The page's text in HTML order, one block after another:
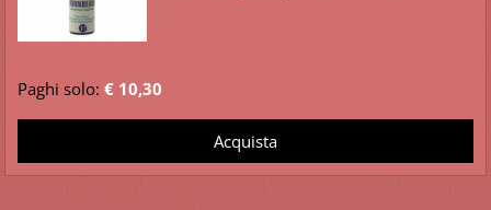
Paghi solo: € 10,30